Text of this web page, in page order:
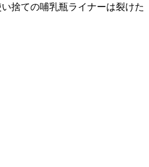
捨ての哺乳瓶ライナーは裂けた